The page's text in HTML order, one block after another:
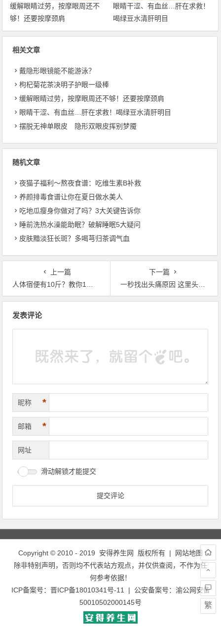
缓解眼睛过劳，按摩眼周还不
够！还要按摩颈肩
眼睛干涩、有血丝…肝在求救！
喝绿豆水清肝明目
相关文章
戴隐形眼镜能不能游泳？
枸杞菊花茶决明子护眼一级棒
缓解眼睛过劳，按摩眼周还不够！还要按摩颈肩
眼睛干涩、有血丝…肝在求救！喝绿豆水清肝明目
摆脱无神单眼皮 隐形双眼皮挥别梦魇
随机文章
夜猫子福利〜熬夜食谱：吃维生素B补救
养颜排毒食谱让你在夏日做水美人
吃地瓜瘦身你做对了吗？3大关键告诉你
睡前洗热水澡能助眠？破解睡眠5大疑问
皮肤黯淡狂长斑？多喝芎归茶调气血
上一篇
人体宿便有10斤？教你1分钱都不用花就能清肠排宿便……
下一篇
一秒找出头痛原因 这里头痛，竟是中风前兆
发表评论
昵称 *
邮箱 *
网址
滑动解锁才能提交
Copyright © 2010 - 2019 安得养生网 版权所有 |
网站地图
除非特别声明，否则均不代表站方观点，并仅供查阅，不作为任
何参考依据！
ICP备案号： 晋ICP备18010341号-11 | 公安备案号： 渝公网安备
50010502000145号
繁